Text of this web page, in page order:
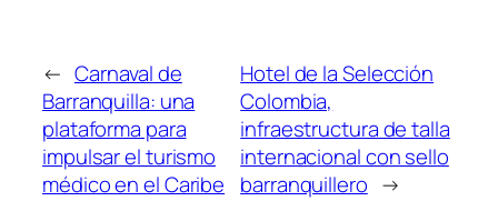
← Carnaval de
Barranquilla: una
plataforma para
impulsar el turismo
médico en el Caribe
Hotel de la Selección
Colombia,
infraestructura de talla
internacional con sello
barranquillero →